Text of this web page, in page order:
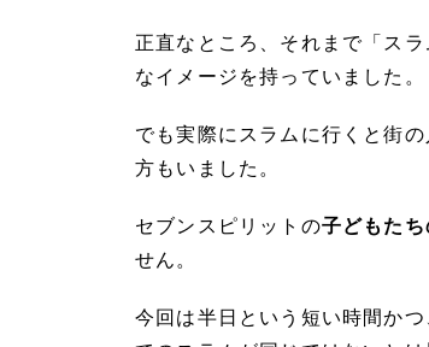
正直なところ、それまで「ス
なイメージを持っていました。
でも実際にスラムに行くと街
方もいました。
セブンスピリットの子どもた
せん。
今回は半日という短い時間か